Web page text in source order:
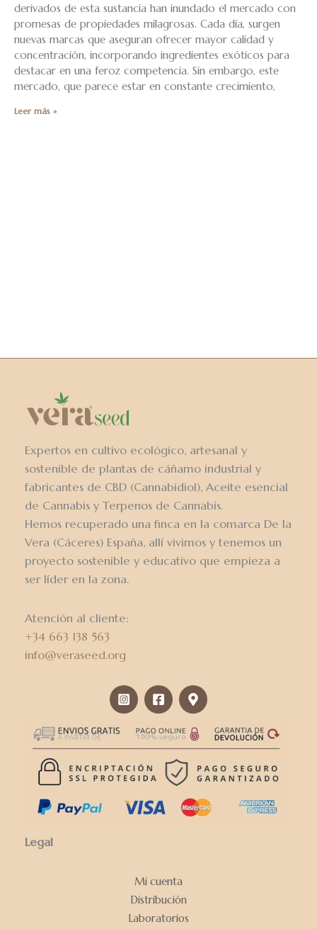
derivados de esta sustancia han inundado el mercado con
promesas de propiedades milagrosas. Cada día, surgen
nuevas marcas que aseguran ofrecer mayor calidad y
concentración, incorporando ingredientes exóticos para
destacar en una feroz competencia. Sin embargo, este
mercado, que parece estar en constante crecimiento,
Leer más »
Expertos en cultivo ecológico, artesanal y
sostenible de plantas de cáñamo industrial y
fabricantes de CBD (Cannabidiol), Aceite esencial
de Cannabis y Terpenos de Cannabis.
Hemos recuperado una finca en la comarca De la
Vera (Cáceres) España, allí vivimos y tenemos un
proyecto sostenible y educativo que empieza a
ser líder en la zona.
Atención al cliente:
+34 663 138 563
info@veraseed.org
Legal
Mi cuenta
Distribución
Laboratorios